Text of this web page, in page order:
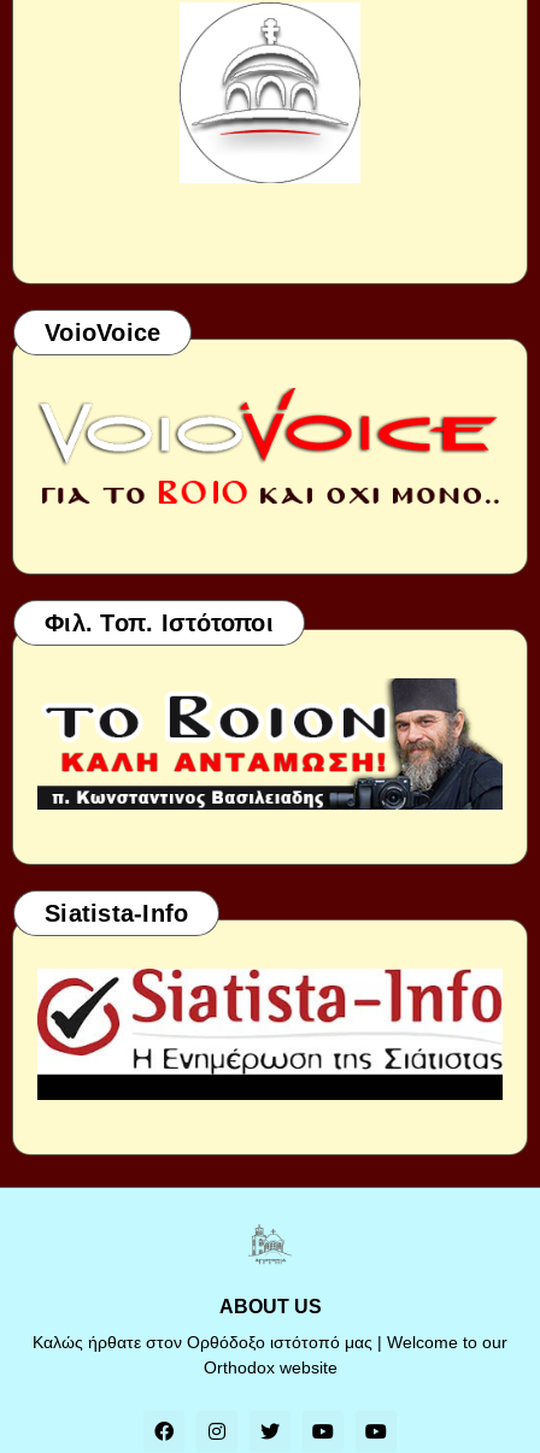
VoioVoice
Φιλ. Τοπ. Ιστότοποι
Siatista-Info
ABOUT US
Καλώς ήρθατε στον Ορθόδοξο ιστότοπό μας | Welcome to our
Orthodox website